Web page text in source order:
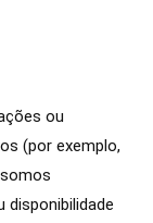
ou
(por exemplo,
disponibilidade